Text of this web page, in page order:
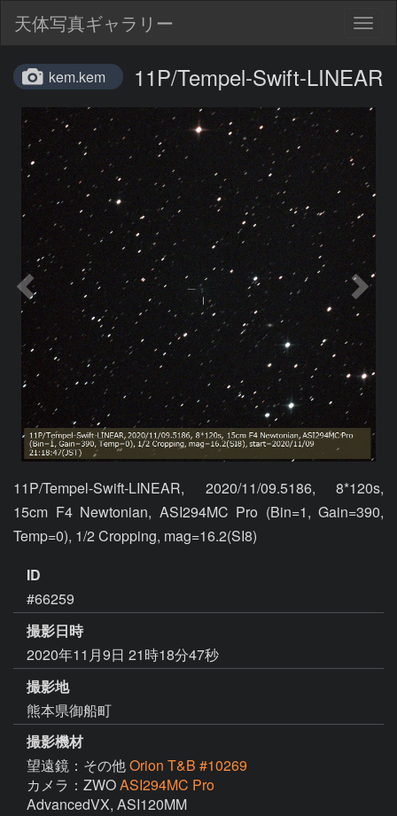
天体写真ギャラリー
kem.kem 11P/Tempel-Swift-LINEAR
11P/Tempel-Swift-LINEAR, 2020/11/09.5186, 8*120s,
15cm F4 Newtonian, ASI294MC Pro (Bin=1, Gain=390,
Temp=0), 1/2 Cropping, mag=16.2(SI8)
ID
#66259
撮影日時
2020年11月9日 21時18分47秒
撮影地
熊本県御船町
撮影機材
望遠鏡：その他Orion T&B #10269
カメラ：ZWOASI294MC Pro
AdvancedVX, ASI120MM